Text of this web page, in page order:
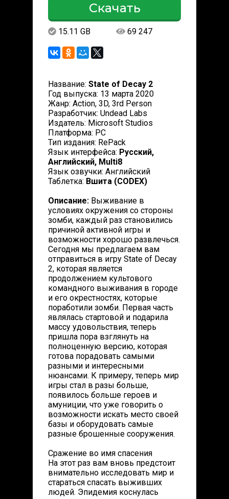
Скачать
15.11 GB 69 247
Название: State of Decay 2
Год выпуска: 13 марта 2020
Жанр: Action, 3D, 3rd Person
Разработчик: Undead Labs
Издатель: Microsoft Studios
Платформа: PC
Тип издания: RePack
Язык интерфейса: Русский,
Английский, Multi8
Язык озвучки: Английский
Таблетка: Вшита (CODEX)
Описание: Выживание в
условиях окружения со стороны
зомби, каждый раз становились
причиной активной игры и
возможности хорошо развлечься.
Сегодня мы предлагаем вам
отправиться в игру State of Decay
2, которая является
продолжением культового
командного выживания в городе
и его окрестностях, которые
поработили зомби. Первая часть
являлась стартовой и подарила
массу удовольствия, теперь
пришла пора взглянуть на
полноценную версию, которая
готова порадовать самыми
разными и интересными
нюансами. К примеру, теперь мир
игры стал в разы больше,
появилось больше героев и
амуниции, что уже говорить о
возможности искать место своей
базы и оборудовать самые
разные брошенные сооружения.
Сражение во имя спасения
На этот раз вам вновь предстоит
внимательно исследовать мир и
стараться спасать выживших
людей. Эпидемия коснулась